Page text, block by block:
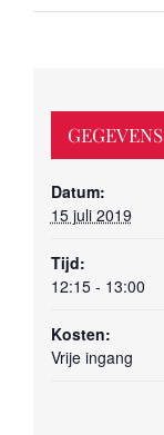
GEGEVENS
Datum:
15 juli 2019
Tijd:
12:15 - 13:00
Kosten:
Vrije ingang